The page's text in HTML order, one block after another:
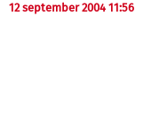
12 september 2004 11:56